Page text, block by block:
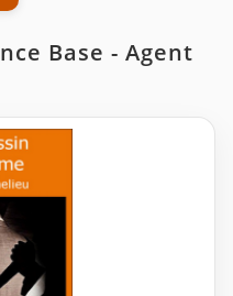
Base - Agent